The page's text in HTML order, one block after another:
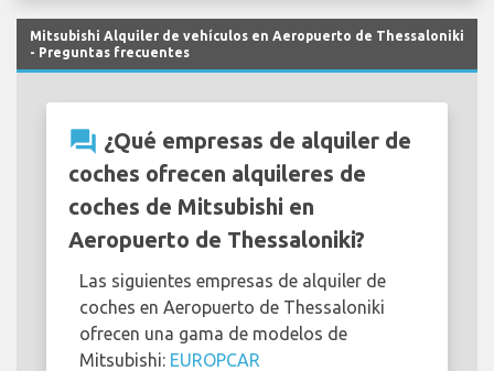
Mitsubishi Alquiler de vehículos en Aeropuerto de Thessaloniki
- Preguntas frecuentes
question_answer ¿Qué empresas de alquiler de
coches ofrecen alquileres de
coches de Mitsubishi en
Aeropuerto de Thessaloniki?
Las siguientes empresas de alquiler de
coches en Aeropuerto de Thessaloniki
ofrecen una gama de modelos de
Mitsubishi: EUROPCAR